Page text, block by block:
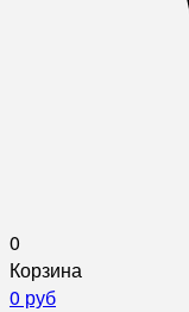
0
Корзина
0 руб